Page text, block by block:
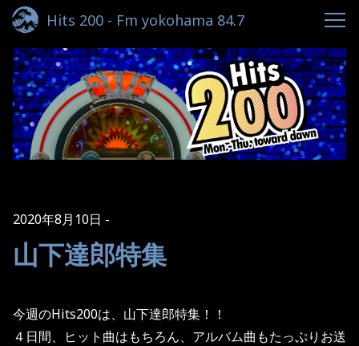
Hits 200 - Fm yokohama 84.7
2020年8月10日
山下達郎特集
今週のHits200は、山下達郎特集！！
４日間、ヒット曲はもちろん、アルバム曲もたっぷりお送